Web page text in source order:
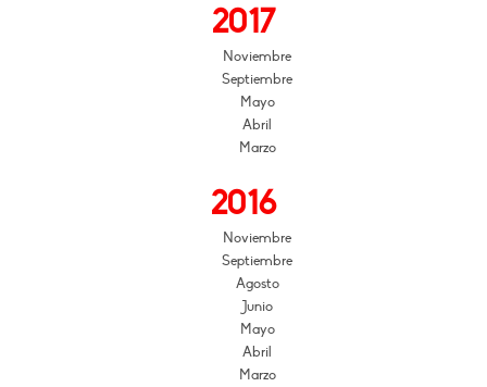
2017
Noviembre
Septiembre
Mayo
Abril
Marzo
2016
Noviembre
Septiembre
Agosto
Junio
Mayo
Abril
Marzo